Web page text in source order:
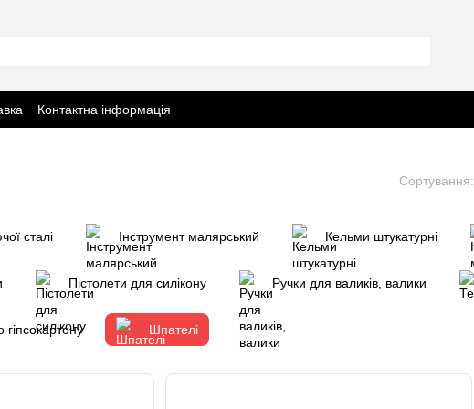
Контактна інформація
Сортування:
сталі Інструмент малярський Кельми штукатурні
Пістолети для силікону Ручки для валиків, валики
Шпателі